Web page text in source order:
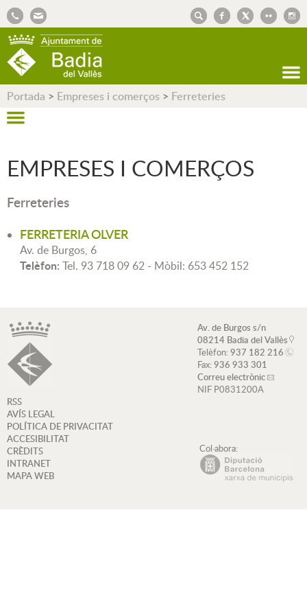
Portada > Empreses i comerços > Ferreteries
EMPRESES I COMERÇOS
Ferreteries
FERRETERIA OLVER
Av. de Burgos, 6
Telèfon: Tel. 93 718 09 62 - Mòbil: 653 452 152
Av. de Burgos s/n
08214 Badia del Vallès
Telèfon:937 182 216
Fax:936 933 301
Correu electrònic
NIF P0831200A
RSS
AVÍS LEGAL
POLÍTICA DE PRIVACITAT
ACCESIBILITAT
CRÈDITS
INTRANET
MAPA WEB
Col·abora: